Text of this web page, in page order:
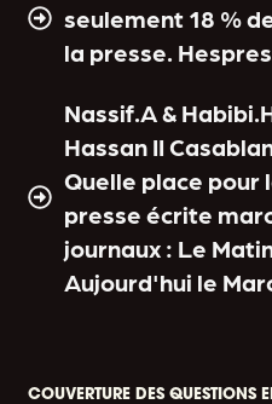
seulement 18 %
la presse.
Nassif.A &
Hassan II
Quelle place pour
presse écrite
journaux : Le
Aujourd'hui le
COUVERTURE DES QUESTIONS